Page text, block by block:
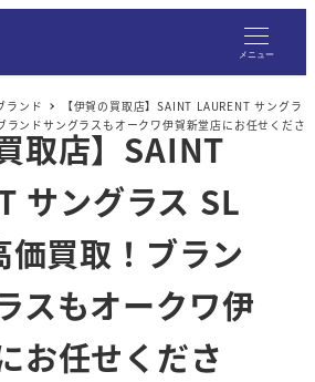
メニュー
ランド
【伊賀の買取店】SAINT LAURENT サングラ
ランドサングラスもオークワ伊賀新堂店にお任せくださ
取店】SAINT
サングラス SL
買取！ブラン
スもオークワ伊
お任せくださ